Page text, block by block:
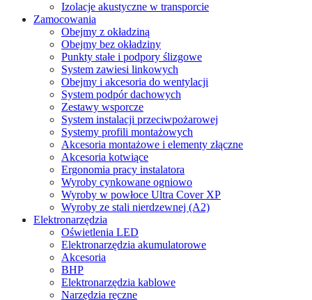
Izolacje akustyczne w transporcie
Zamocowania
Obejmy z okładziną
Obejmy bez okładziny
Punkty stałe i podpory ślizgowe
System zawiesi linkowych
Obejmy i akcesoria do wentylacji
System podpór dachowych
Zestawy wsporcze
System instalacji przeciwpożarowej
Systemy profili montażowych
Akcesoria montażowe i elementy złączne
Akcesoria kotwiące
Ergonomia pracy instalatora
Wyroby cynkowane ogniowo
Wyroby w powłoce Ultra Cover XP
Wyroby ze stali nierdzewnej (A2)
Elektronarzędzia
Oświetlenia LED
Elektronarzędzia akumulatorowe
Akcesoria
BHP
Elektronarzędzia kablowe
Narzędzia ręczne